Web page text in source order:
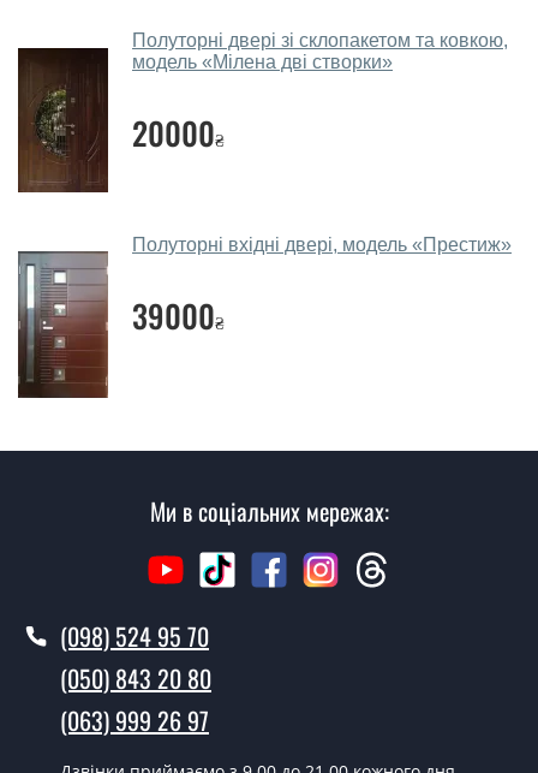
Заміри дверей робите?
Так, робимо. Наші фахівці можуть зробити замір та
консультацію на виїзді. Кожен співробітник має із
собою каталоги кольорів та візерунків. Після виміру та
консультації Ви можете оформити заявку, не
Скільки коштує викликати замірника?
Виклик замірника-консультанта коштує 450 грн.
Ви робите установку дверей зі
куванням проводиться згідно з чергою, у всі дні крім
Скільки коштує установка дверей
Дуос?
Як швидко можете встановити двері
У той самий день протягом кількох годин, за умови
Полуторні двері зі склопакетом та ковкою,
модель «Мілена дві створки»
20000₴
Полуторні вхідні двері, модель «Престиж»
39000₴
Ми в соціальних мережах:
(098) 524 95 70
(050) 843 20 80
(063) 999 26 97